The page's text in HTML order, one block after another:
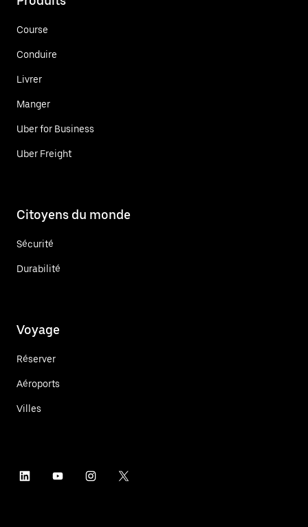
Course
Conduire
Livrer
Manger
Uber for Business
Uber Freight
Citoyens du monde
Sécurité
Durabilité
Voyage
Réserver
Aéroports
Villes